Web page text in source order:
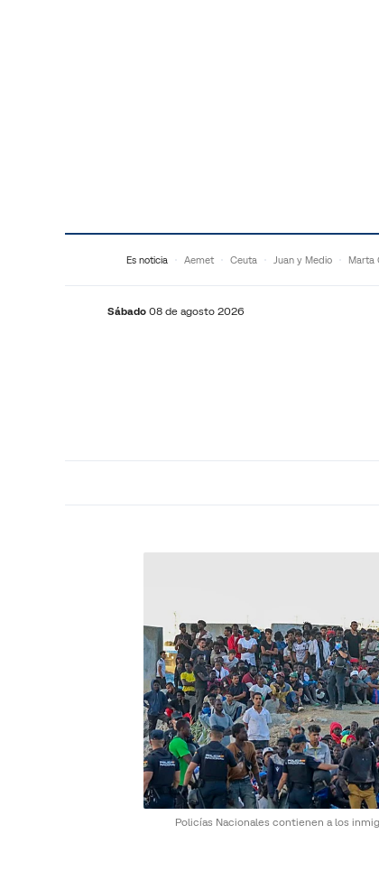
Es noticia Aemet Ceuta Juan y Medio Marta
Sábado 08 de agosto 2026
Policías Nacionales contienen a los